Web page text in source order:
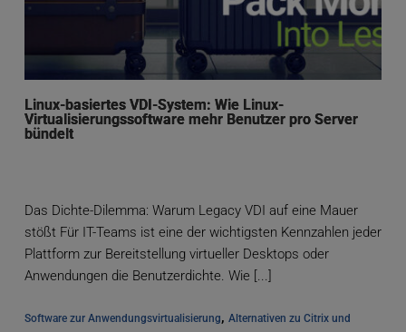
Linux-basiertes VDI-System: Wie Linux-
Virtualisierungssoftware mehr Benutzer pro Server
bündelt
Das Dichte-Dilemma: Warum Legacy VDI auf eine Mauer
stößt Für IT-Teams ist eine der wichtigsten Kennzahlen jeder
Plattform zur Bereitstellung virtueller Desktops oder
Anwendungen die Benutzerdichte. Wie [...]
Software zur Anwendungsvirtualisierung, Alternativen zu Citrix und